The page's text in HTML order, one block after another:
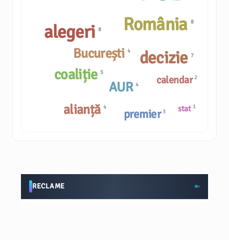
calendar 2
București 4
AUR4
alianță 4
decizie7
România 8
premier3
coaliție 5
alegeri 8
stat 1
RECLAME